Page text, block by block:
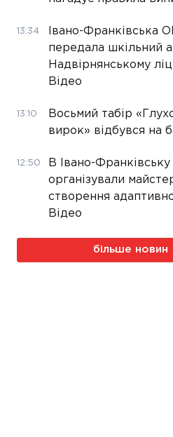
13:34
Івано-Франківська
передала шкільний
Надвірнянському
Відео
13:10
Восьмий табір
вирок» відбувся на
12:50
В Івано-Франківську
організували
створення
Відео
більше новин